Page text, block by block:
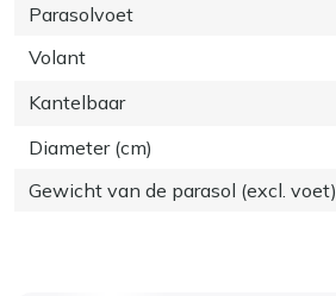
Parasolvoet
Volant
Kantelbaar
Diameter (cm)
Gewicht van de parasol (excl. voet)